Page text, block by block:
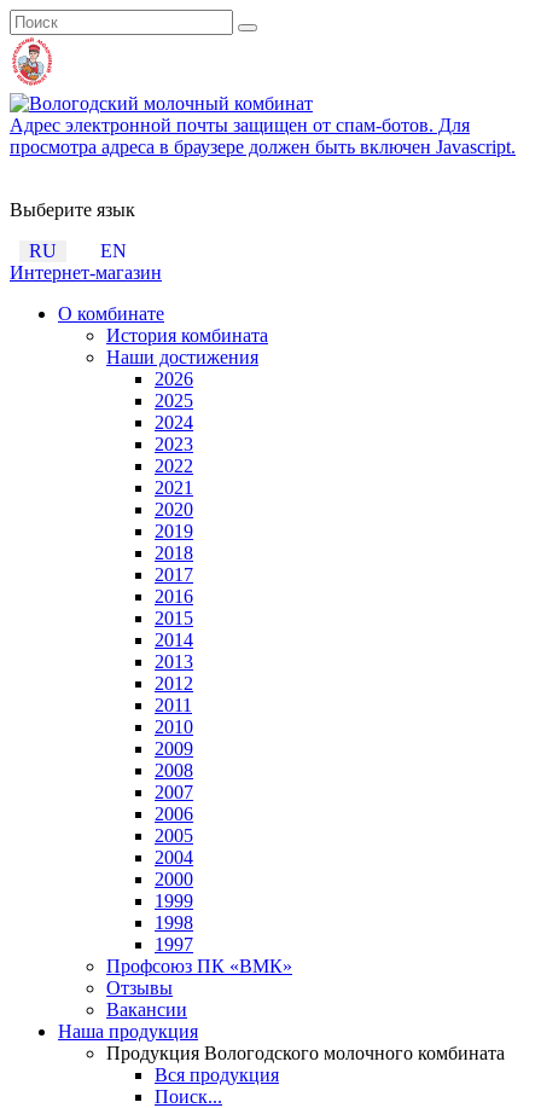
Адрес электронной почты защищен от спам-ботов. Для
просмотра адреса в браузере должен быть включен Javascript.
Выберите язык
RU
EN
Интернет-магазин
О комбинате
История комбината
Наши достижения
2026
2025
2024
2023
2022
2021
2020
2019
2018
2017
2016
2015
2014
2013
2012
2011
2010
2009
2008
2007
2006
2005
2004
2000
1999
1998
1997
Профсоюз ПК «ВМК»
Отзывы
Вакансии
Наша продукция
Продукция Вологодского молочного комбината
Вся продукция
Поиск...